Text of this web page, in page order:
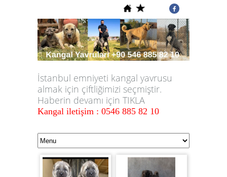
İstanbul emniyeti kangal yavrusu
almak için çiftliğimizi seçmiştir.
Haberin devamı için TIKLA
Kangal iletişim : 0546 885 82 10